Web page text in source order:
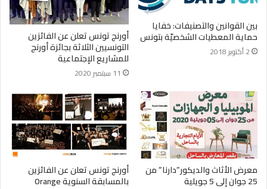
بين القوانين والتصنيفات: خفايا
حماية المعطيات الشخصيّة بتونس
2 أكتوبر 2018
أورنج تونس تعلن عن الفائزين
التونسيين الثلاثة بجائزة أورنج
للمشاريع الإجتماعية
11 سبتمبر 2020
معرض الأثاث والديكور”دارنا” من
25 جوان إلى 5 جويلية
أورنج تونس تعلن عن الفائزين
بالمسابقة السنوية Orange